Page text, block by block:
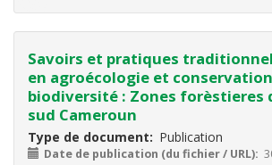
Dix pays (Burundi, Cameroun, Congo,
Savoirs et pratiques
en agroécologie et
biodiversité : Zones forèstieres
sud Cameroun
Type de document Publication
Date de publication (du fichier / URL)